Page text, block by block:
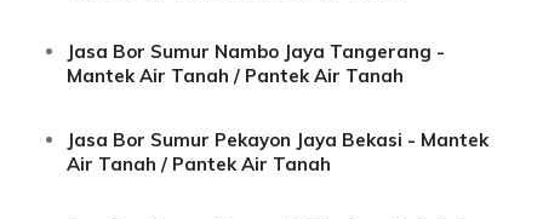
Jasa Bor Sumur Nambo Jaya Tangerang -
Mantek Air Tanah / Pantek Air Tanah
Jasa Bor Sumur Pekayon Jaya Bekasi - Mantek
Air Tanah / Pantek Air Tanah